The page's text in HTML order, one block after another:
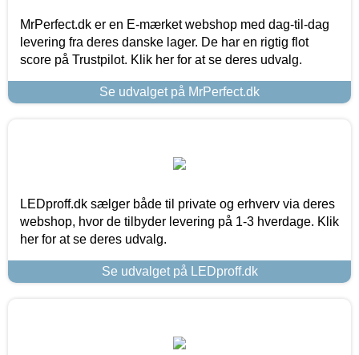
MrPerfect.dk er en E-mærket webshop med dag-til-dag
levering fra deres danske lager. De har en rigtig flot
score på Trustpilot. Klik her for at se deres udvalg.
Se udvalget på MrPerfect.dk
LEDproff.dk sælger både til private og erhverv via deres
webshop, hvor de tilbyder levering på 1-3 hverdage. Klik
her for at se deres udvalg.
Se udvalget på LEDproff.dk